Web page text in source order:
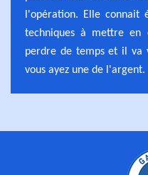
l'opération. Elle connait
techniques à mettre en
perdre de temps et il va
vous ayez une de l'argent.